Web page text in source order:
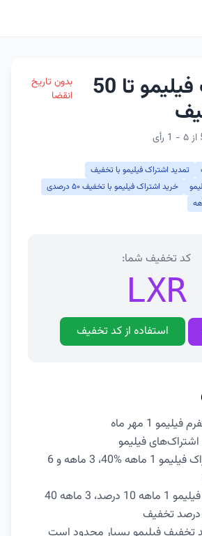
کد تخفیف فیلیمو تا 50
بدون تاریخ
انقضا
تمدید اشتراک فیلیمو با تخفیف
خرید اشتراک فیلیمو با تخفیف ۵۰ درصدی
کد تخفیف شما:
LXR
استفاده از کد تخفیف
در اولین خرید اشتراک فیلیمو 1 ماهه %40، 3 ماهه و 6
برای تمدید اشتراک فیلیمو 1 ماهه 10 درصد، 3 ماهه 40